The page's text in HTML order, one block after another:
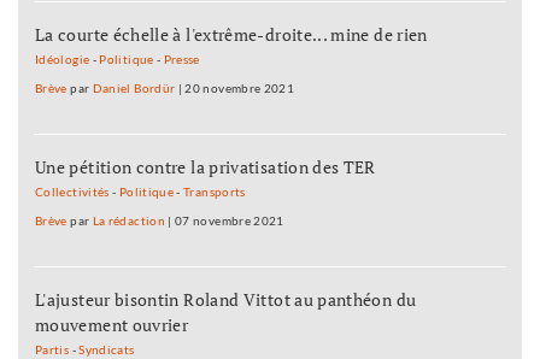
La courte échelle à l'extrême-droite... mine de rien
Idéologie - Politique - Presse
Brève par Daniel Bordür |20 novembre 2021
Une pétition contre la privatisation des TER
Collectivités - Politique-Transports
Brève par La rédaction |07 novembre 2021
L'ajusteur bisontin Roland Vittot au panthéon du
mouvement ouvrier
Partis -Syndicats